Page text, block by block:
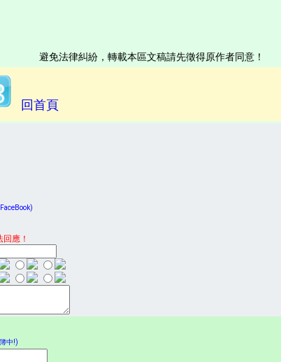
避免法律糾紛，轉載本區文稿請先徵得原作者同意！
回首頁
應！
中!)